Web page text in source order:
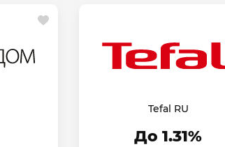
Tefal RU
До 1.31%